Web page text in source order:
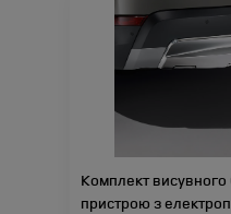
Комплект
пристрою з